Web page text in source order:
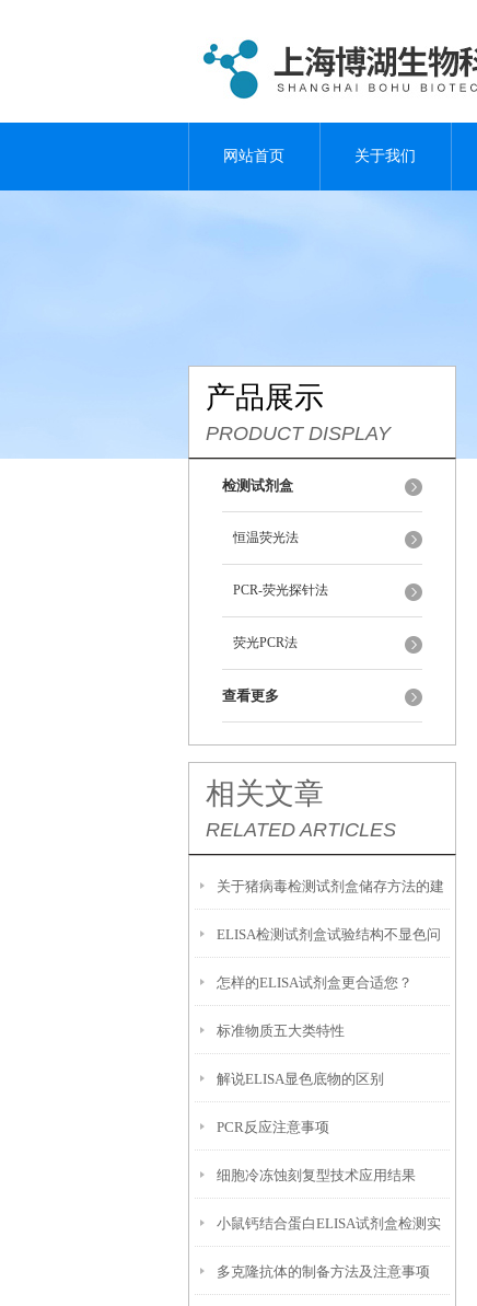
网站首页 关于我们
产品展示
PRODUCT DISPLAY
检测试剂盒
恒温荧光法
PCR-荧光探针法
荧光PCR法
查看更多
相关文章
RELATED ARTICLES
关于猪病毒检测试剂盒储存方法的建
议如下
ELISA检测试剂盒试验结构不显色问
题的探讨
怎样的ELISA试剂盒更合适您？
标准物质五大类特性
解说ELISA显色底物的区别
PCR反应注意事项
细胞冷冻蚀刻复型技术应用结果
小鼠钙结合蛋白ELISA试剂盒检测实
验条件选择
多克隆抗体的制备方法及注意事项